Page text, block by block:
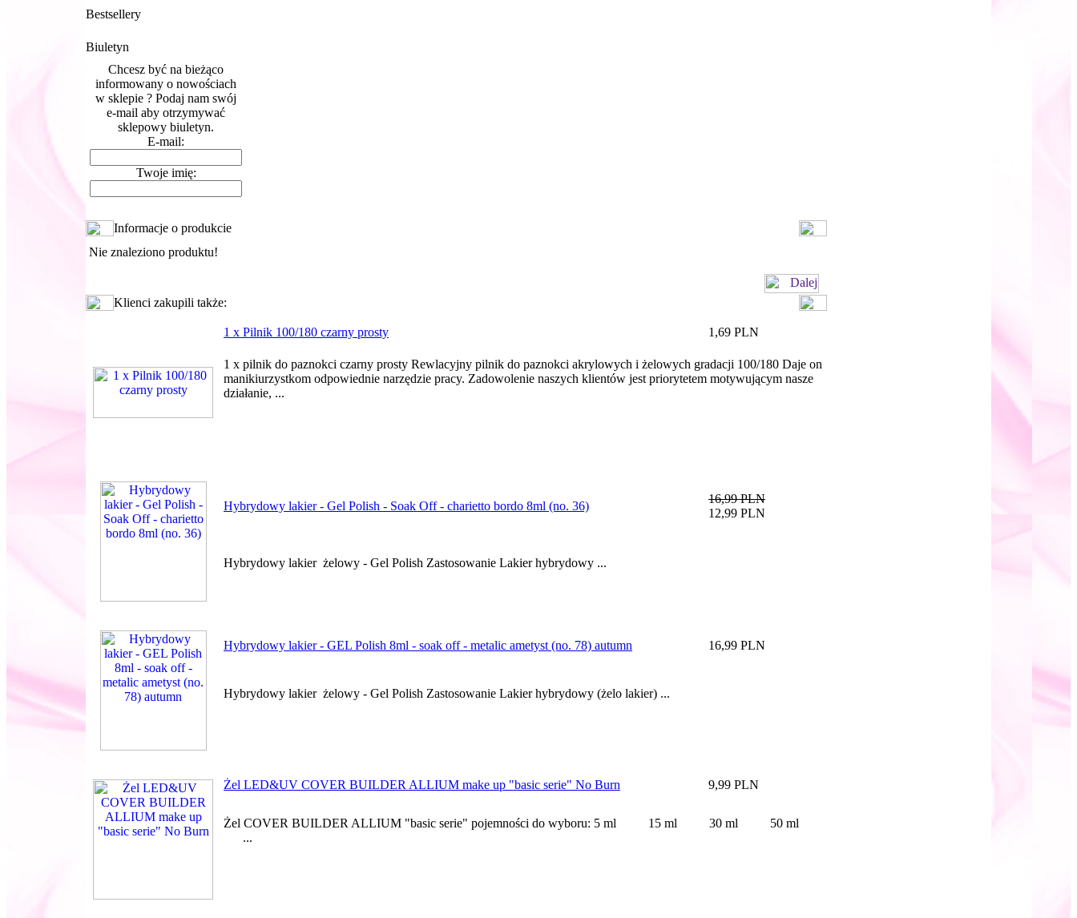
Bestsellery
Biuletyn
Chcesz być na bieżąco
informowany o nowościach
w sklepie ? Podaj nam swój
e-mail aby otrzymywać
sklepowy biuletyn.
E-mail:
Twoje imię:
Informacje o produkcie
Nie znaleziono produktu!
Klienci zakupili także:
1 x Pilnik 100/180 czarny prosty 1,69 PLN
1 x pilnik do paznokci czarny prosty Rewlacyjny pilnik do paznokci akrylowych i żelowych gradacji 100/180 Daje on
manikiurzystkom odpowiednie narzędzie pracy. Zadowolenie naszych klientów jest priorytetem motywującym nasze
działanie, ...
Hybrydowy lakier - Gel Polish - Soak Off - charietto bordo 8ml (no. 36)
16,99 PLN
12,99 PLN
Hybrydowy lakier żelowy - Gel Polish Zastosowanie Lakier hybrydowy ...
Hybrydowy lakier - GEL Polish 8ml - soak off - metalic ametyst (no. 78) autumn 16,99 PLN
Hybrydowy lakier żelowy - Gel Polish Zastosowanie Lakier hybrydowy (żelo lakier) ...
Żel LED&UV COVER BUILDER ALLIUM make up "basic serie" No Burn 9,99 PLN
Żel COVER BUILDER ALLIUM "basic serie" pojemności do wyboru: 5 ml 15 ml 30 ml 50 ml
...